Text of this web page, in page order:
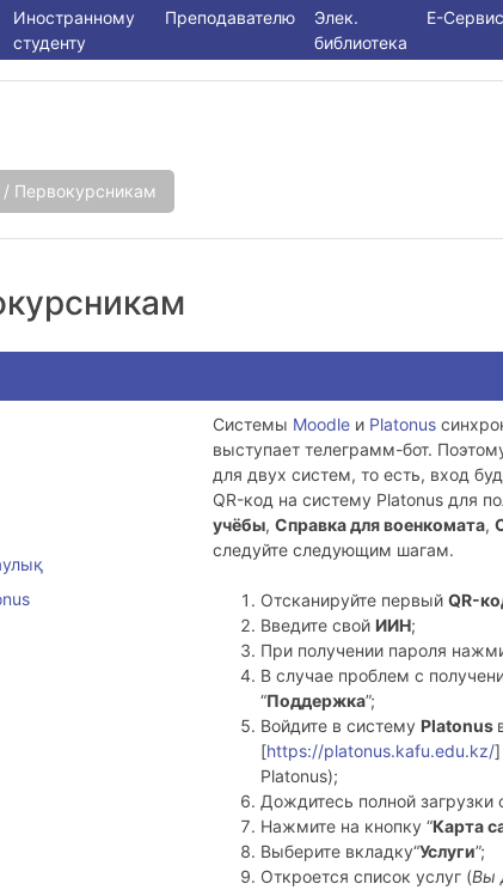
Иностранному
студенту
Преподавателю
Элек.
библиотека
E-
/ Первокурсникам
Системы Moodle и Platonus
выступает телеграмм-бот.
для двух систем, то есть, вход
QR-код на систему Platonus для
учёбы, Справка для военкомата,
следуйте следующим шагам.
Отсканируйте первый QR-
Введите свой ИИН;
При получении пароля
В случае проблем c
“Поддержка”;
Войдите в систему Platonus
[https://platonus.kafu.edu.kz/]
Platonus);
Дождитесь полной загрузки
Нажмите на кнопку “Карта
Выберите вкладку“Услуги”;
Откроется список услуг (Вы